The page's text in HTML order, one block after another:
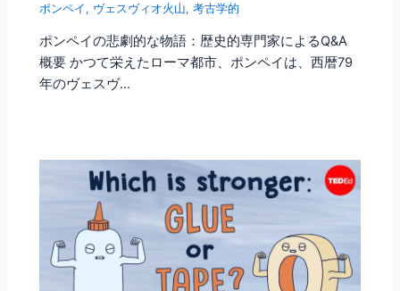
ポンペイ , ヴェスヴィオ火山,考古学的
ポンペイの悲劇的な物語：歴史的専門家によるQ&A
概要 かつて栄えたローマ都市、ポンペイは、西暦79
年のヴェスヴ…